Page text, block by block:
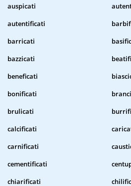
auspicati
autentificati
barricati
bazzicati
beneficati
bonificati
brulicati
calcificati
carnificati
cementificati
chiarificati